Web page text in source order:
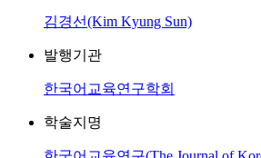
김경선(Kim Kyung Sun)
발행기관
한국어교육연구학회
학술지명